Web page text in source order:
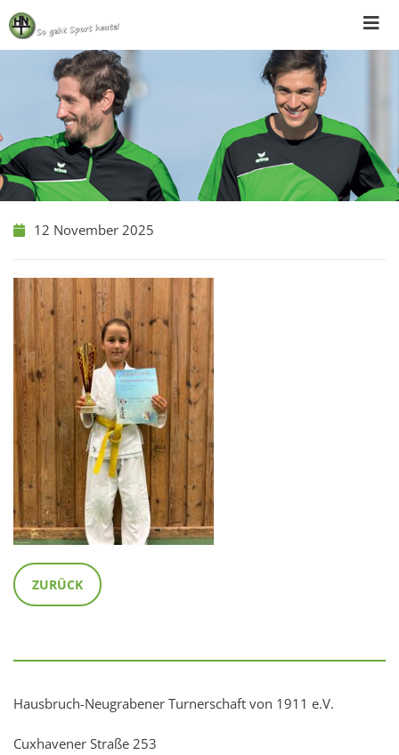
Skip
to
content
12 November 2025
ZURÜCK
Hausbruch-Neugrabener Turnerschaft von 1911 e.V.
Cuxhavener Straße 253